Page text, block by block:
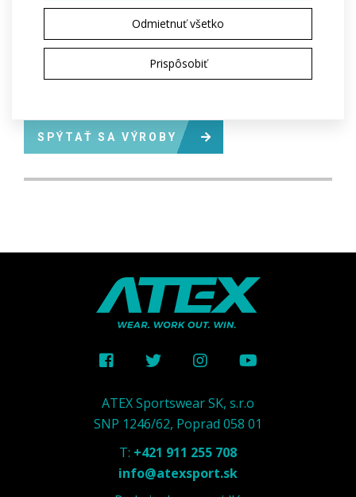
Odmietnuť všetko
Prispôsobiť
Varianty:
Unisex / Dětská
122-128 / 134-140 / 146 / 152
XS / S / M / L / XL / XXL / 3XL / 4XL / 5XL
SPÝTAŤ SA VÝROBY
ATEX Sportswear SK, s.r.o
SNP 1246/62, Poprad 058 01
T: +421 911 255 708
info@atexsport.sk